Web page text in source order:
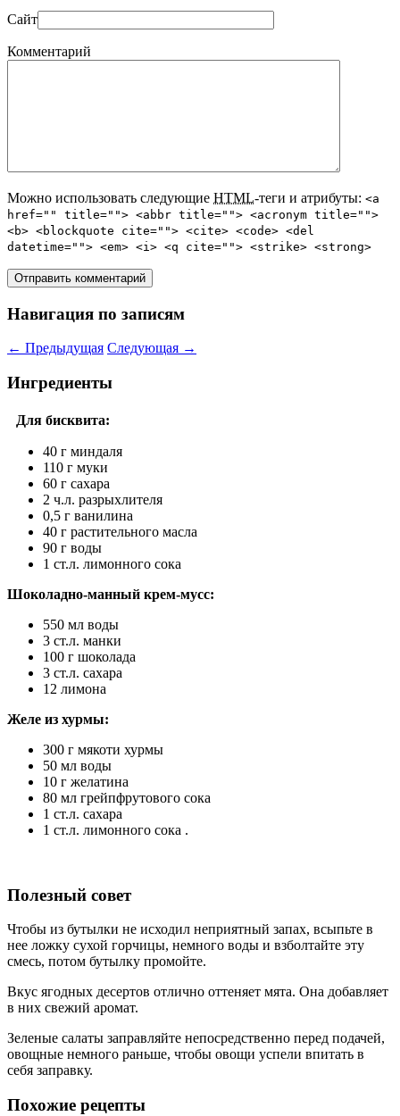
Сайт
Комментарий
Можно использовать следующие HTML-теги и атрибуты: <a
href="" title=""> <abbr title=""> <acronym title="">
<b> <blockquote cite=""> <cite> <code> <del
datetime=""> <em> <i> <q cite=""> <strike> <strong>
Навигация по записям
← Предыдущая Следующая →
Ингредиенты
Для бисквита:
40 г миндаля
110 г муки
60 г сахара
2 ч.л. разрыхлителя
0,5 г ванилина
40 г растительного масла
90 г воды
1 ст.л. лимонного сока
Шоколадно-манный крем-мусс:
550 мл воды
3 ст.л. манки
100 г шоколада
3 ст.л. сахара
12 лимона
Желе из хурмы:
300 г мякоти хурмы
50 мл воды
10 г желатина
80 мл грейпфрутового сока
1 ст.л. сахара
1 ст.л. лимонного сока .
Полезный совет
Чтобы из бутылки не исходил неприятный запах, всыпьте в
нее ложку сухой горчицы, немного воды и взболтайте эту
смесь, потом бутылку промойте.
Вкус ягодных десертов отлично оттеняет мята. Она добавляет
в них свежий аромат.
Зеленые салаты заправляйте непосредственно перед подачей,
овощные немного раньше, чтобы овощи успели впитать в
себя заправку.
Похожие рецепты